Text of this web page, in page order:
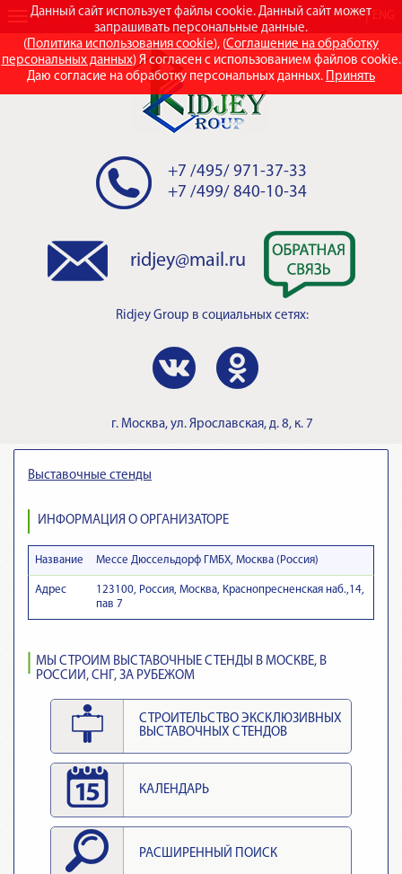
Данный сайт использует файлы cookie. Данный сайт может
запрашивать персональные данные.
(Политика использования cookie), (Соглашение на обработку
персональных данных) Я согласен с использованием файлов cookie.
Даю согласие на обработку персональных данных. Принять
RUS
+7 /495/ 971-37-33
+7 /499/ 840-10-34
ridjey@mail.ru
Ridjey Group в социальных сетях:
г. Москва, ул. Ярославская, д. 8, к. 7
Выставочные стенды
ИНФОРМАЦИЯ О ОРГАНИЗАТОРЕ
Название Мессе Дюссельдорф ГМБХ, Москва (Россия)
Адрес
123100, Россия, Москва, Краснопресненская наб.,14,
пав 7
МЫ СТРОИМ ВЫСТАВОЧНЫЕ СТЕНДЫ В МОСКВЕ, В
РОССИИ, СНГ, ЗА РУБЕЖОМ
СТРОИТЕЛЬСТВО ЭКСКЛЮЗИВНЫХ
ВЫСТАВОЧНЫХ СТЕНДОВ
КАЛЕНДАРЬ
РАСШИРЕННЫЙ ПОИСК